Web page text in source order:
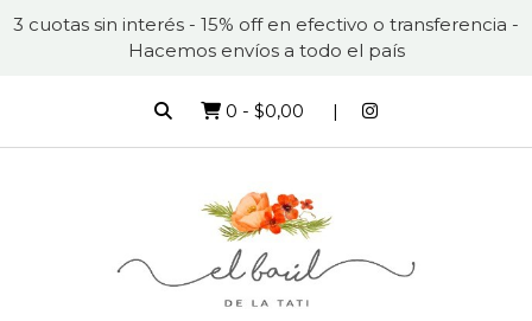
3 cuotas sin interés - 15% off en efectivo o transferencia -
Hacemos envíos a todo el país
0 - $0,00